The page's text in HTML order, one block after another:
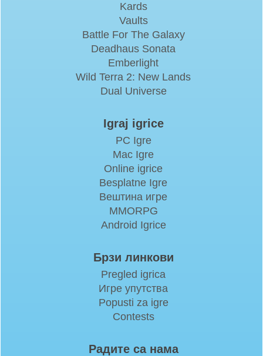
Kards
Vaults
Battle For The Galaxy
Deadhaus Sonata
Emberlight
Wild Terra 2: New Lands
Dual Universe
Igraj igrice
PC Igre
Mac Igre
Online igrice
Besplatne Igre
Вештина игре
MMORPG
Android Igrice
Брзи линкови
Pregled igrica
Игре упутства
Popusti za igre
Contests
Радите са нама